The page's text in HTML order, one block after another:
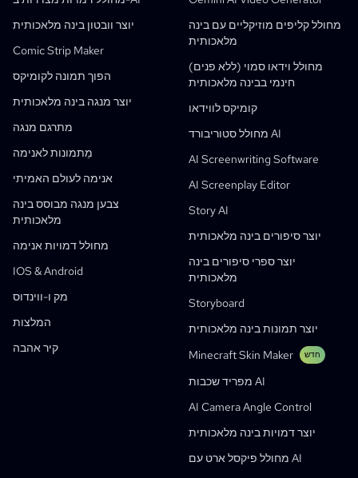
יוצר וובטון בינה מלאכותית
Comic Strip Maker
הפוך תמונה לקומיקס
יוצר מנגה בינה מלאכותית
מתרגם מנגה
מֵתמונות לאנימה
אנימה לעולם האמיתי
צבען מנגה מבוסס בינה
מלאכותית
מחולל דמויות אנימה
IOS & Android
מק ו-ווינדוס
המלצות
קיר אהבה
מחולל קליפים מוזיקליים עם בינה
מלאכותית
מחולל וידאו סמוי (ללא פנים)
חינמי בבינה מלאכותית
קומיקס לווידאו
מחולל סטוריבורד AI
AI Screenwriting Software
AI Screenplay Editor
Story AI
יוצר סיפורים בינה מלאכותית
יוצר ספרי סיפורים בינה
מלאכותית
Storyboard
יוצר תמונות בינה מלאכותית
Minecraft Skin Maker
חדש
מפריד שכבות AI
AI Camera Angle Control
יוצר דמויות בינה מלאכותית
מחולל פיקסל ארט עם AI
סטודיו מנגה ב-AI
מעצב תנועה בינה מלאכותית בחינם
וידאו לקומיקס
מחולל סיפורים בקול
הפוך תמונה לקומיקס
הפוך תמונה לציור/קריקטורה
יוצר וובטון בינה מלאכותית
מורים ותלמידים
חינוך
Enterprise
סטארט-אפים
אמנות סדרתית
SHOTDECK
Black Forest Labs
העתק
ElevenLabs
PuppyAgent
שיווק תוכן
שיווק מוצר
Graph Comics For Dynamic Graphs
Enterprise
כלי AI למורים ולתלמידים
יוצר וידאו בינה מלאכותית
יוצר ספרי סיפורים לילדים
יוצר ספרי סיפורים בינה מלאכותית
תהליכים גנרטיביים
וובטונים